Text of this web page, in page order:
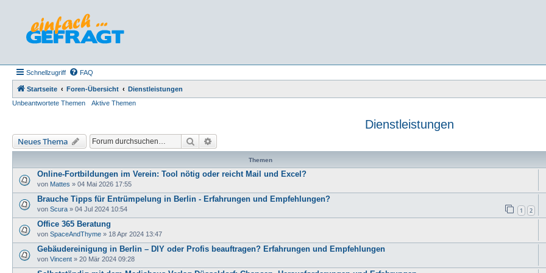
Schnellzugriff FAQ
Startseite Foren-Übersicht
Dienstleistungen
Unbeantwortete Themen
Aktive Themen
Dienstleistungen
Neues Thema Suche
Themen
Online-Fortbildungen im Verein: Tool nötig oder reicht Mail und Excel?
von Mattes » 04 Mai 2026 17:55
Brauche Tipps für Entrümpelung in Berlin - Erfahrungen und Empfehlungen?
von Scura » 04 Jul 2024 10:54 1 2
Office 365 Beratung
von SpaceAndThyme » 18 Apr 2024 13:47
Gebäudereinigung in Berlin – DIY oder Profis beauftragen? Erfahrungen und Empfehlungen
von Vincent » 20 Mär 2024 09:28